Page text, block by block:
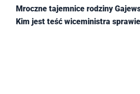
Mroczne tajemnice rodziny
Kim jest teść wiceministra